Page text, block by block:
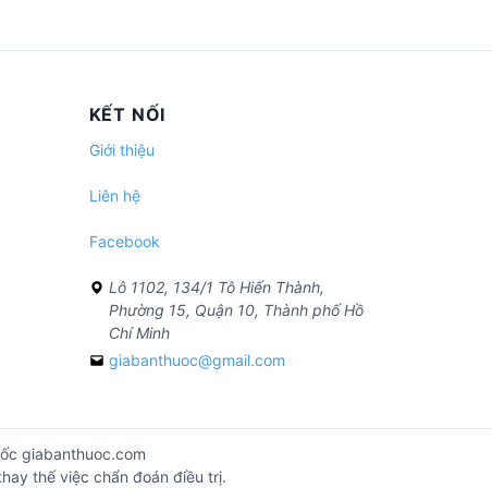
KẾT NỐI
Giới thiệu
Liên hệ
Facebook
Lô 1102, 134/1 Tô Hiến Thành,
Phường 15, Quận 10, Thành phố Hồ
Chí Minh
giabanthuoc@gmail.com
giabanthuoc.com
thế việc chẩn đoán điều trị.